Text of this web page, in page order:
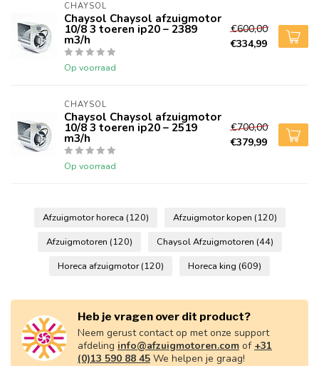
CHAYSOL
Chaysol Chaysol afzuigmotor
10/8 3 toeren ip20 – 2389
m3/h
Op voorraad
€600,00
€334,99
CHAYSOL
Chaysol Chaysol afzuigmotor
10/8 3 toeren ip20 – 2519
m3/h
Op voorraad
€700,00
€379,99
Afzuigmotor horeca (120) Afzuigmotor kopen (120)
Afzuigmotoren (120) Chaysol Afzuigmotoren (44)
Horeca afzuigmotor(120) Horeca king (609)
Heb je vragen over dit product?
Neem gerust contact op met onze support
afdeling info@afzuigmotoren.com of +31
(0)13 590 88 45 We helpen je graag!